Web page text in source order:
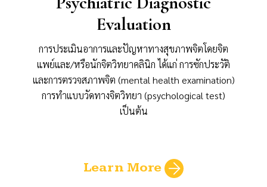
Evaluation
การประเมินอาการและปัญหาทางสุขภาพจิตโดยจิต
แพย์และ/หรือนักจิตวิทยาคลินิก ได้แก่ การซักประวัติ
และการตรวจสภาพจิต (mental health examination)
การทำแบบวัดทางจิตวิทยา (psychological test)
เป็นต้น
Learn More